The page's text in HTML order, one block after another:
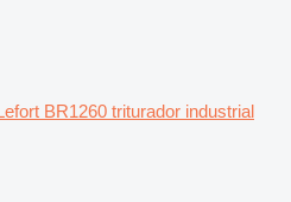
BR1260 triturador industrial